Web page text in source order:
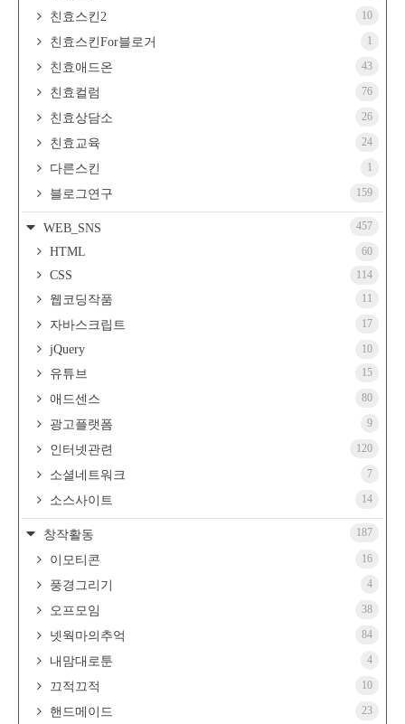
친효스킨2 10
친효스킨For블로거 1
친효애드온 43
친효컬럼 76
친효상담소 26
친효교육 24
다른스킨 1
블로그연구 159
WEB_SNS 457
HTML 60
CSS 114
웹코딩작품 11
자바스크립트 17
jQuery 10
유튜브 15
애드센스 80
광고플랫폼 9
인터넷관련 120
소셜네트워크 7
소스사이트 14
창작활동 187
이모티콘 16
풍경그리기 4
오프모임 38
넷웍마의추억 84
내맘대로툰 4
끄적끄적 10
핸드메이드 23